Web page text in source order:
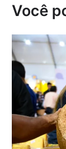
Você